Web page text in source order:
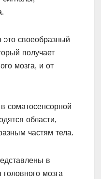
это своеобразный
получает
мозга, и от
соматосенсорной
области,
частям тела.
в
мозга